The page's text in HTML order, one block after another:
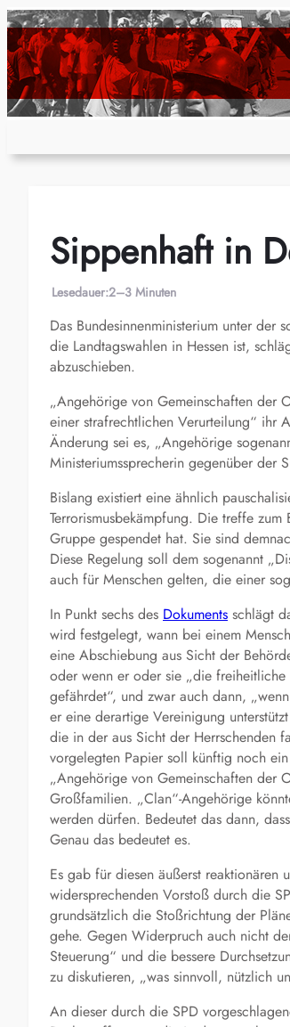
Zum
Inhalt
springen
Sippenhaft in
Lesedauer:2–3 Minuten
Das Bundesinnenministerium unter der
die Landtagswahlen in Hessen ist,
abzuschieben.
„Angehörige von Gemeinschaften der
einer strafrechtlichen Verurteilung“ ihr
Änderung sei es, „Angehörige
Ministeriumssprecherin gegenüber der
Bislang existiert eine ähnlich
Terrorismusbekämpfung. Die treffe
Gruppe gespendet hat. Sie sind
Diese Regelung soll dem sogenannt
auch für Menschen gelten, die einer
In Punkt sechs des Dokuments schlägt
wird festgelegt, wann bei einem
eine Abschiebung aus Sicht der
oder wenn er oder sie „die
gefährdet“, und zwar auch dann,
er eine derartige Vereinigung
die in der aus Sicht der Herrschenden
vorgelegten Papier soll künftig noch
„Angehörige von Gemeinschaften der
Großfamilien. „Clan“-Angehörige
werden dürfen. Bedeutet das dann,
Genau das bedeutet es.
Es gab für diesen äußerst reaktionären
widersprechenden Vorstoß durch die
grundsätzlich die Stoßrichtung der
gehe. Gegen Widerpruch auch nicht
Steuerung“ und die bessere
zu diskutieren, „was sinnvoll, nützlich
An dieser durch die SPD